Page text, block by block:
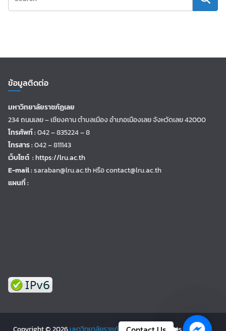
ข้อมูลติดต่อ
มหาวิทยาลัยราชภัฏเลย
234 ถนนเลย – เชียงคาน ตำบลเมือง อำเภอเมืองเลย จังหวัดเลย 42000
โทรศัพท์ :042 – 835224 – 8
โทรสาร :042 – 811143
เว็บไซต์ :https://lru.ac.th
E-mail :saraban@lru.ac.thหรือ contact@lru.ac.th
แผนที่ :